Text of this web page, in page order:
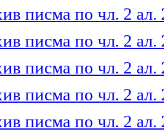
писма по чл. 2 ал.
писма по чл. 2 ал.
писма по чл. 2 ал.
писма по чл. 2 ал.
писма по чл. 2 ал.